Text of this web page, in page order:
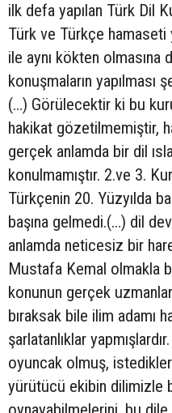
ilk defa yapılan Türk Dil
Türk ve Türkçe hamaseti
ile aynı kökten olmasına
konuşmaların yapılması
(…) Görülecektir ki bu
hakikat gözetilmemiştir,
gerçek anlamda bir dil
konulmamıştır. 2.ve 3.
Türkçenin 20. Yüzyılda
başına gelmedi.(…) dil
anlamda neticesiz bir
Mustafa Kemal olmakla
konunun gerçek
bıraksak bile ilim adamı
şarlatanlıklar
oyuncak olmuş,
yürütücü ekibin dilimizle